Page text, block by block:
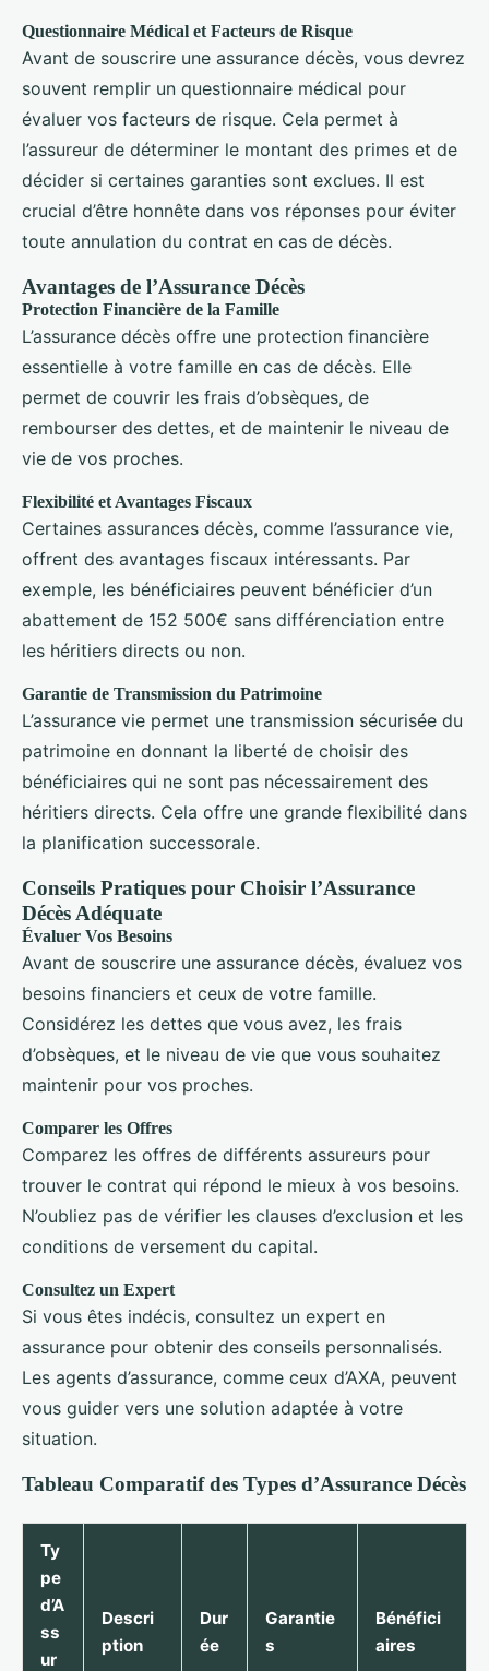
Questionnaire Médical et Facteurs de Risque
Avant de souscrire une assurance décès, vous devrez
souvent remplir un questionnaire médical pour
évaluer vos facteurs de risque. Cela permet à
l’assureur de déterminer le montant des primes et de
décider si certaines garanties sont exclues. Il est
crucial d’être honnête dans vos réponses pour éviter
toute annulation du contrat en cas de décès.
Avantages de l’Assurance Décès
Protection Financière de la Famille
L’assurance décès offre une protection financière
essentielle à votre famille en cas de décès. Elle
permet de couvrir les frais d’obsèques, de
rembourser des dettes, et de maintenir le niveau de
vie de vos proches.
Flexibilité et Avantages Fiscaux
Certaines assurances décès, comme l’assurance vie,
offrent des avantages fiscaux intéressants. Par
exemple, les bénéficiaires peuvent bénéficier d’un
abattement de 152 500€ sans différenciation entre
les héritiers directs ou non.
Garantie de Transmission du Patrimoine
L’assurance vie permet une transmission sécurisée du
patrimoine en donnant la liberté de choisir des
bénéficiaires qui ne sont pas nécessairement des
héritiers directs. Cela offre une grande flexibilité dans
la planification successorale.
Conseils Pratiques pour Choisir l’Assurance
Décès Adéquate
Évaluer Vos Besoins
Avant de souscrire une assurance décès, évaluez vos
besoins financiers et ceux de votre famille.
Considérez les dettes que vous avez, les frais
d’obsèques, et le niveau de vie que vous souhaitez
maintenir pour vos proches.
Comparer les Offres
Comparez les offres de différents assureurs pour
trouver le contrat qui répond le mieux à vos besoins.
N’oubliez pas de vérifier les clauses d’exclusion et les
conditions de versement du capital.
Consultez un Expert
Si vous êtes indécis, consultez un expert en
assurance pour obtenir des conseils personnalisés.
Les agents d’assurance, comme ceux d’AXA, peuvent
vous guider vers une solution adaptée à votre
situation.
Tableau Comparatif des Types d’Assurance Décès
Ty
pe
d’A
ss
ur
Descri
ption
Dur
ée
Garantie
s
Bénéfici
aires